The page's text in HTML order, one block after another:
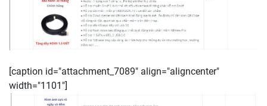
[caption id="attachment_7089" align="aligncenter"
width="1101"]